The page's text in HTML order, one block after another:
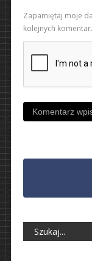
Zapamiętaj moje
kolejnych